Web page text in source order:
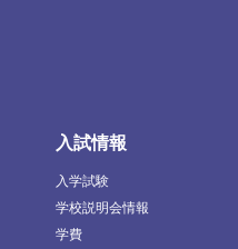
入試情報
入学試験
学校説明会情報
学費